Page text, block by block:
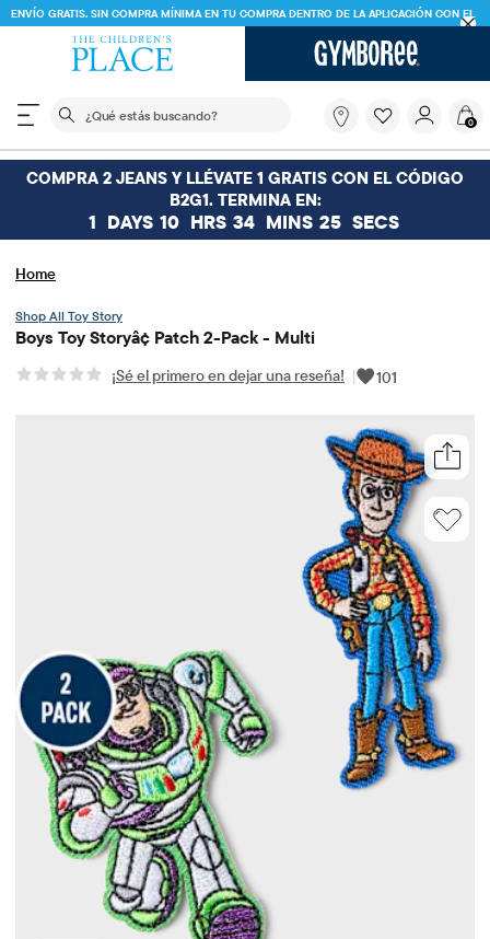
ENVÍO GRATIS. SIN COMPRA MÍNIMA EN TU COMPRA DENTRO DE LA APLICACIÓN CON EL
CÓDIGO
El siguiente campo de búsqueda filtra las
buscando?
0
COMPRA 2 JEANS Y LLÉVATE 1 GRATIS CON EL CÓDIGO
B2G1. TERMINA EN:
1 DAYS 10 HRS 34 MINS 25 SECS
Home
Toy Story
Boys Toy Storyâ¢ Patch 2-Pack - Multi
¡Sé el primero en dejar una reseña! | 101